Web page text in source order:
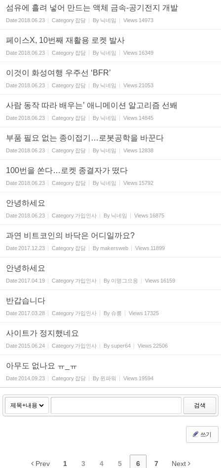
섬유에 흘려 넣어 만드는 액체 금속-공기전지 개발
Date2018.06.23 Category 잡담 By 닉네임 Views 14973
페이스X, 10번째 재활용 로켓 발사
Date2018.06.23 Category 잡담 By 닉네임 Views 16349
이것이 화성여행 우주선 ‘BFR’
Date2018.06.23 Category 잡담 By 닉네임 Views 21053
사람 동작 따라 배우는’ 애니메이션 알고리즘 선봬
Date2018.06.23 Category 잡담 By 닉네임 Views 14845
부품 필요 없는 종이접기…로봇공학을 바꾼다
Date2018.06.23 Category 잡담 By 닉네임 Views 12838
100번을 쏜다…로켓 종결자가 떴다
Date2018.06.23 Category 잡담 By 닉네임 Views 15792
안녕하세요
Date2018.06.23 Category 가입인사 By 닉네임 Views 16875
과연 비트코인의 바닥은 어디일까요?
Date2017.12.23 Category 잡담 Bymakersweb Views 11899
안녕하세요
Date2017.04.19 Category 가입인사 By 이명그으응 Views 16159
반갑습니다
Date2017.03.28 Category 가입인사 By 슈릉 Views 17325
사이트가 정지했네요
Date2015.06.24 Category 가입인사 Bysuper64 Views 22506
아무도 없나요 ㅠ_ㅠ
Date2014.09.23 Category 잡담 By 윈파워 Views 19594
검색
쓰기
Prev 1 3 4 5 6 7 Next